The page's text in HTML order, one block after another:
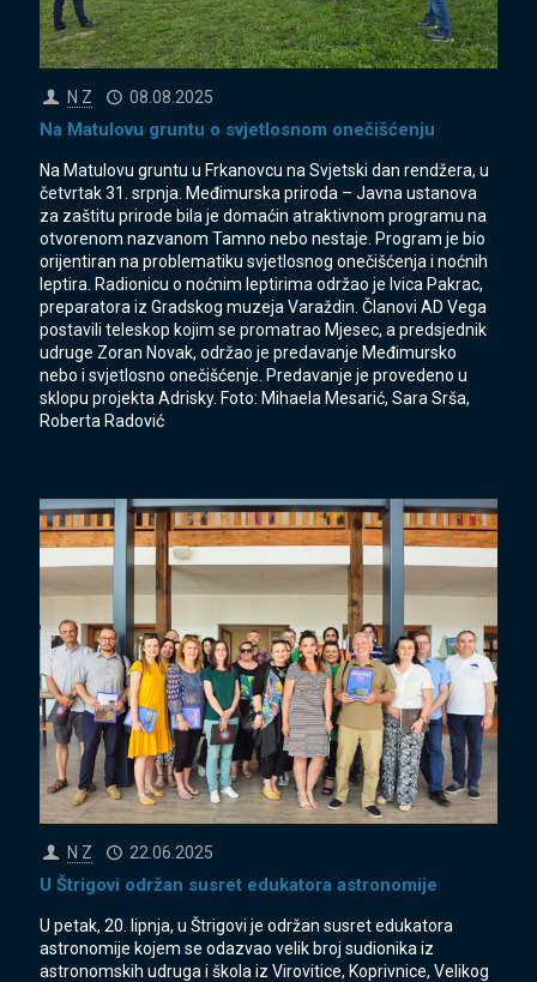
N Z 08.08.2025
Na Matulovu gruntu o svjetlosnom onečišćenju
Na Matulovu gruntu u Frkanovcu na Svjetski dan rendžera, u
četvrtak 31. srpnja. Međimurska priroda – Javna ustanova
za zaštitu prirode bila je domaćin atraktivnom programu na
otvorenom nazvanom Tamno nebo nestaje. Program je bio
orijentiran na problematiku svjetlosnog onečišćenja i noćnih
leptira. Radionicu o noćnim leptirima održao je Ivica Pakrac,
preparatora iz Gradskog muzeja Varaždin. Članovi AD Vega
postavili teleskop kojim se promatrao Mjesec, a predsjednik
udruge Zoran Novak, održao je predavanje Međimursko
nebo i svjetlosno onečišćenje. Predavanje je provedeno u
sklopu projekta Adrisky. Foto: Mihaela Mesarić, Sara Srša,
Roberta Radović
N Z 22.06.2025
U Štrigovi održan susret edukatora astronomije
U petak, 20. lipnja, u Štrigovi je održan susret edukatora
astronomije kojem se odazvao velik broj sudionika iz
astronomskih udruga i škola iz Virovitice, Koprivnice, Velikog